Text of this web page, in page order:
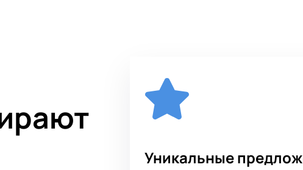
2024 года в СК Лужники на нашем сайте. Забронируйте лучшие
Уникальные